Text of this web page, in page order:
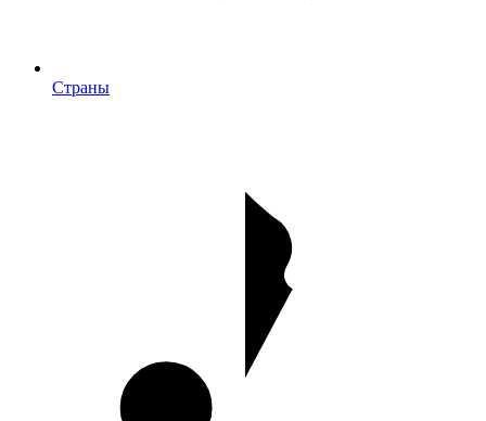
Страны